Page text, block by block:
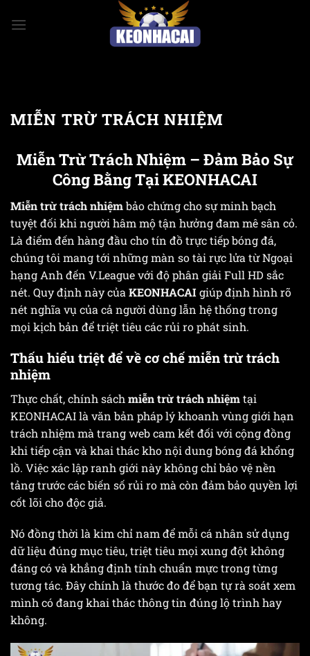
qua
MIỄN TRỪ TRÁCH NHIỆM
Miễn Trừ Trách Nhiệm – Đảm Bảo Sự
Công Bằng Tại KEONHACAI
Miễn trừ trách nhiệmbảo chứng cho sự minh bạch
tuyệt đối khi người hâm mộ tận hưởng đam mê sân cỏ.
Là điểm đến hàng đầu cho tín đồ trực tiếp bóng đá,
chúng tôi mang tới những màn so tài rực lửa từ Ngoại
hạng Anh đến V.League với độ phân giải Full HD sắc
nét. Quy định này của KEONHACAIgiúp định hình rõ
nét nghĩa vụ của cả người dùng lẫn hệ thống trong
mọi kịch bản để triệt tiêu các rủi ro phát sinh.
Thấu hiểu triệt để về cơ chế miễn trừ trách
nhiệm
Thực chất, chính sách miễn trừ trách nhiệmtại
KEONHACAI là văn bản pháp lý khoanh vùng giới hạn
trách nhiệm mà trang web cam kết đối với cộng đồng
khi tiếp cận và khai thác kho nội dung bóng đá khổng
lồ. Việc xác lập ranh giới này không chỉ bảo vệ nền
tảng trước các biến số rủi ro mà còn đảm bảo quyền lợi
cốt lõi cho độc giả.
Nó đồng thời là kim chỉ nam để mỗi cá nhân sử dụng
dữ liệu đúng mục tiêu, triệt tiêu mọi xung đột không
đáng có và khẳng định tính chuẩn mực trong từng
tương tác. Đây chính là thước đo để bạn tự rà soát xem
mình có đang khai thác thông tin đúng lộ trình hay
không.